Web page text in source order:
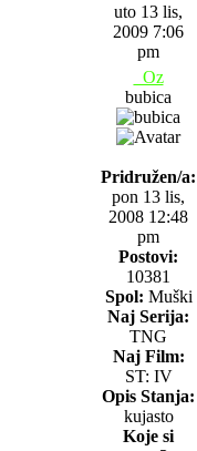
uto 13 lis,
2009 7:06
pm
_Oz
bubica
Pridružen/a:
pon 13 lis,
2008 12:48
pm
Postovi:
10381
Spol: Muški
Naj Serija:
TNG
Naj Film:
ST: IV
Opis Stanja:
kujasto
Koje si